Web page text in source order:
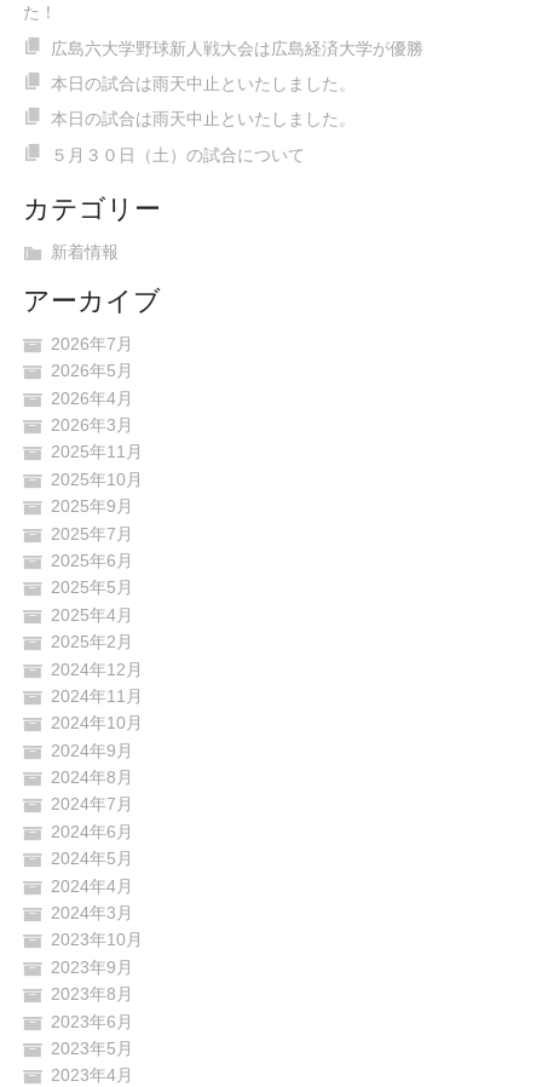
た！
広島六大学野球新人戦大会は広島経済大学が優勝
本日の試合は雨天中止といたしました。
本日の試合は雨天中止といたしました。
５月３０日（土）の試合について
カテゴリー
新着情報
アーカイブ
2026年7月
2026年5月
2026年4月
2026年3月
2025年11月
2025年10月
2025年9月
2025年7月
2025年6月
2025年5月
2025年4月
2025年2月
2024年12月
2024年11月
2024年10月
2024年9月
2024年8月
2024年7月
2024年6月
2024年5月
2024年4月
2024年3月
2023年10月
2023年9月
2023年8月
2023年6月
2023年5月
2023年4月